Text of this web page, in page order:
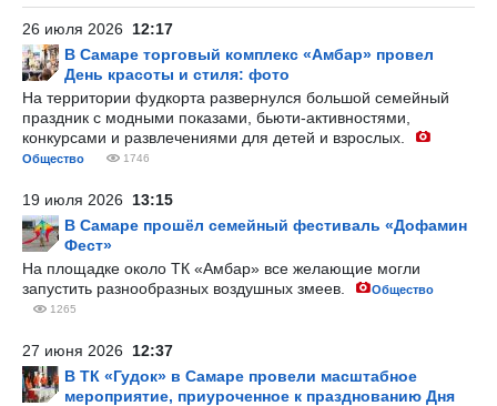
26 июля 2026 12:17
В Самаре торговый комплекс «Амбар» провел
День красоты и стиля: фото
На территории фудкорта развернулся большой семейный
праздник с модными показами, бьюти-активностями,
конкурсами и развлечениями для детей и взрослых.
Общество 1746
19 июля 2026 13:15
В Самаре прошёл семейный фестиваль «Дофамин
Фест»
На площадке около ТК «Амбар» все желающие могли
запустить разнообразных воздушных змеев.
Общество
1265
27 июня 2026 12:37
В ТК «Гудок» в Самаре провели масштабное
мероприятие, приуроченное к празднованию Дня